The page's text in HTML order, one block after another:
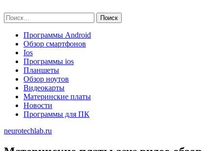
to
content
Найти:
Программы Android
Обзор смартфонов
Ios
Программы ios
Планшеты
Обзор ноутов
Видеокарты
Материнские платы
Новости
Программы для ПК
neurotechlab.ru